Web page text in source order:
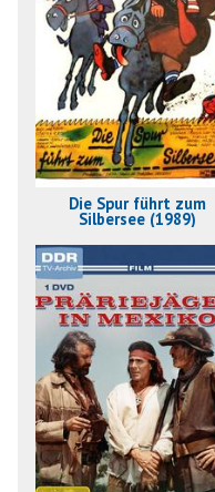
Die Spur führt zum
Silbersee (1989)